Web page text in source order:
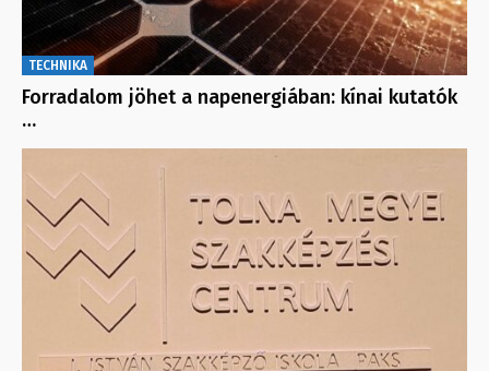
TECHNIKA
Forradalom jöhet a napenergiában: kínai kutatók
…